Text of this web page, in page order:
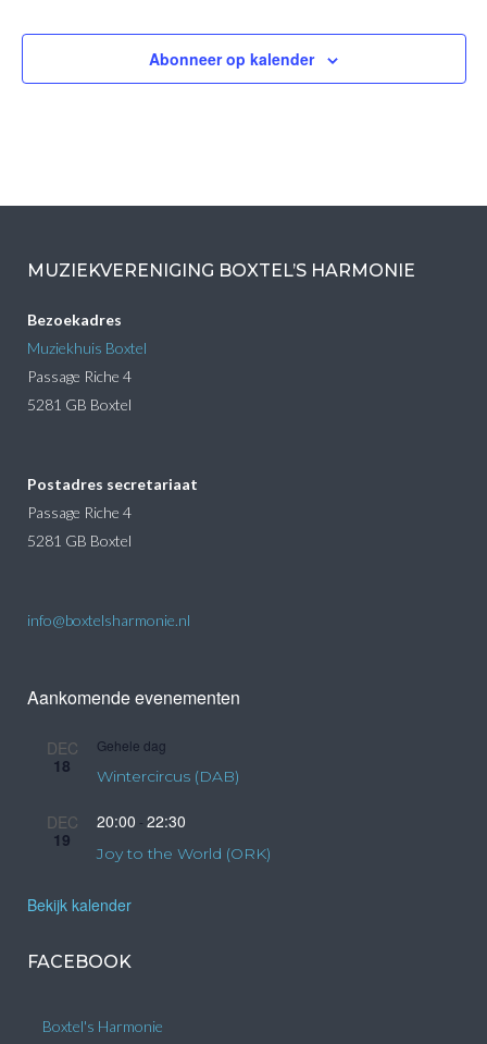
Abonneer op kalender
MUZIEKVERENIGING BOXTEL’S HARMONIE
Bezoekadres
Muziekhuis Boxtel
Passage Riche 4
5281 GB Boxtel
Postadres secretariaat
Passage Riche 4
5281 GB Boxtel
info@boxtelsharmonie.nl
Aankomende evenementen
DEC
18
Gehele dag
Wintercircus (DAB)
DEC
19
20:00 - 22:30
Joy to the World (ORK)
Bekijk kalender
FACEBOOK
Boxtel's Harmonie